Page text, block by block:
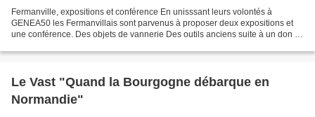
Fermanville, expositions et conférence En unisssant leurs volontés à
GENEA50 les Fermanvillais sont parvenus à proposer deux expositions et
une conférence. Des objets de vannerie Des outils anciens suite à un don à
Le Vast "Quand la Bourgogne débarque en
Normandie"